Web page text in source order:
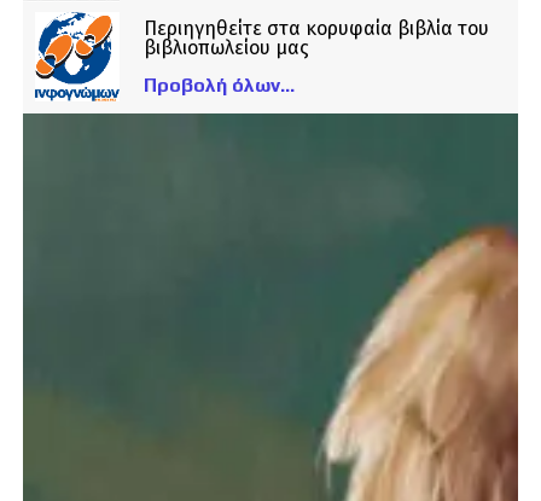
Περιηγηθείτε στα κορυφαία βιβλία του
βιβλιοπωλείου μας
Προβολή όλων